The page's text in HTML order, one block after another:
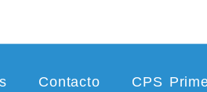
Contacto CPS